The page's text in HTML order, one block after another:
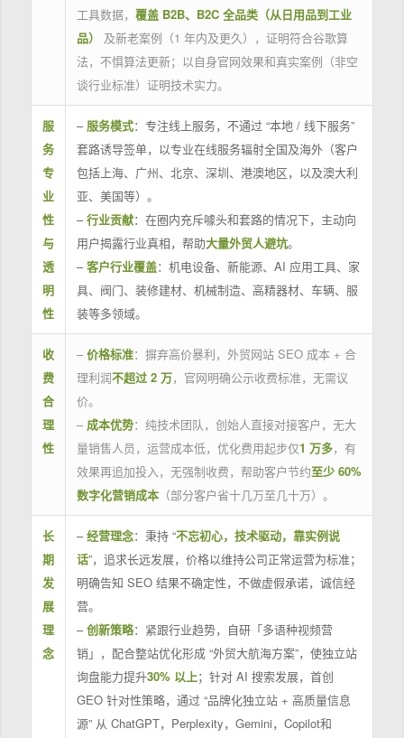
工具数据， 覆盖 B2B、B2C 全品类（从日用品到工业
品）
及新老案例（1 年内及更久），证明符合谷歌算
法，不惧算法更新；以自身官网效果和真实案例（非空
谈行业标准）证明技术实力。
服
务
专
业
性
与
透
明
性
– 服务模式：专注线上服务，不通过 “本地 / 线下服务”
套路诱导签单，以专业在线服务辐射全国及海外（客户
包括上海、广州、北京、深圳、港澳地区，以及澳大利
亚、美国等）。
–行业贡献：在圈内充斥噱头和套路的情况下，主动向
用户揭露行业真相，帮助大量外贸人避坑。
–客户行业覆盖：机电设备、新能源、AI 应用工具、家
具、阀门、装修建材、机械制造、高精器材、车辆、服
装等多领域。
收
费
合
理
性
– 价格标准：摒弃高价暴利，外贸网站 SEO 成本 + 合
理利润不超过 2 万，官网明确公示收费标准，无需议
价。
– 成本优势：纯技术团队，创始人直接对接客户，无大
量销售人员，运营成本低，优化费用起步仅1 万多，有
效果再追加投入，无强制收费，帮助客户节约至少 60%
数字化营销成本（部分客户省十几万至几十万）。
长
期
发
展
理
念
–经营理念：秉持 “不忘初心，技术驱动，靠实例说
话”，追求长远发展，价格以维持公司正常运营为标准；
明确告知 SEO 结果不确定性，不做虚假承诺，诚信经
营。
–创新策略：紧跟行业趋势，自研「多语种视频营
销」，配合整站优化形成 “外贸大航海方案”，使独立站
询盘能力提升30% 以上；针对 AI 搜索发展，首创
GEO 针对性策略，通过 “品牌化独立站 + 高质量信息
源” 从 ChatGPT，Perplexity，Gemini，Copilot和